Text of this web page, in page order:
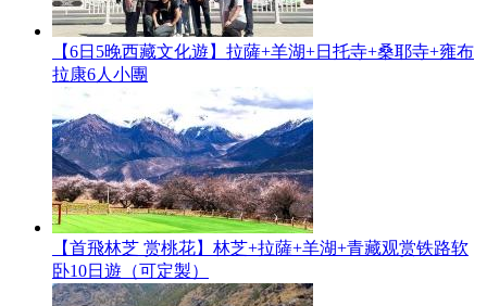
【6日5晚西藏文化遊】拉薩+羊湖+日托寺+桑耶寺+雍布
拉康6人小團
【首飛林芝 赏桃花】林芝+拉薩+羊湖+青藏观赏铁路软
卧10日遊（可定製）